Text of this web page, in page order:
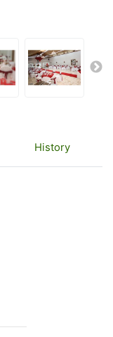
History